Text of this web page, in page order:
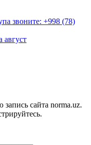
звоните: +998 (78)
август
сайта norma.uz.